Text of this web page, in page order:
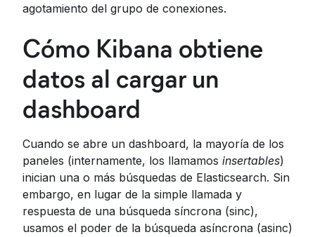
agotamiento del grupo de conexiones.
Cómo Kibana obtiene
datos al cargar un
dashboard
Cuando se abre un dashboard, la mayoría de los
paneles (internamente, los llamamos insertables)
inician una o más búsquedas de Elasticsearch. Sin
embargo, en lugar de la simple llamada y
respuesta de una búsqueda síncrona (sinc),
usamos el poder de la búsqueda asíncrona (asinc)